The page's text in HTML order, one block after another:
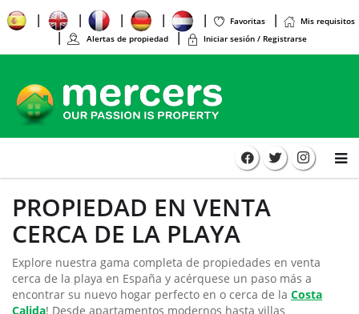
Favoritas
Mis requisitos
Alertas de propiedad
Iniciar sesión / Registrarse
PROPIEDAD EN VENTA
CERCA DE LA PLAYA
Explore nuestra gama completa de propiedades en venta
cerca de la playa en España y acérquese un paso más a
encontrar su nuevo hogar perfecto en o cerca de la Costa
Calida! Desde apartamentos modernos hasta villas